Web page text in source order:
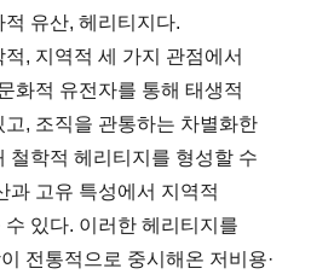
유산, 헤리티지다.
, 지역적 세 가지 관점에서
화적 유전자를 통해 태생적
, 조직을 관통하는 차별화한
철학적 헤리티지를 형성할 수
과 고유 특성에서 지역적
있다. 이러한 헤리티지를
전통적으로 중시해온 저비용·